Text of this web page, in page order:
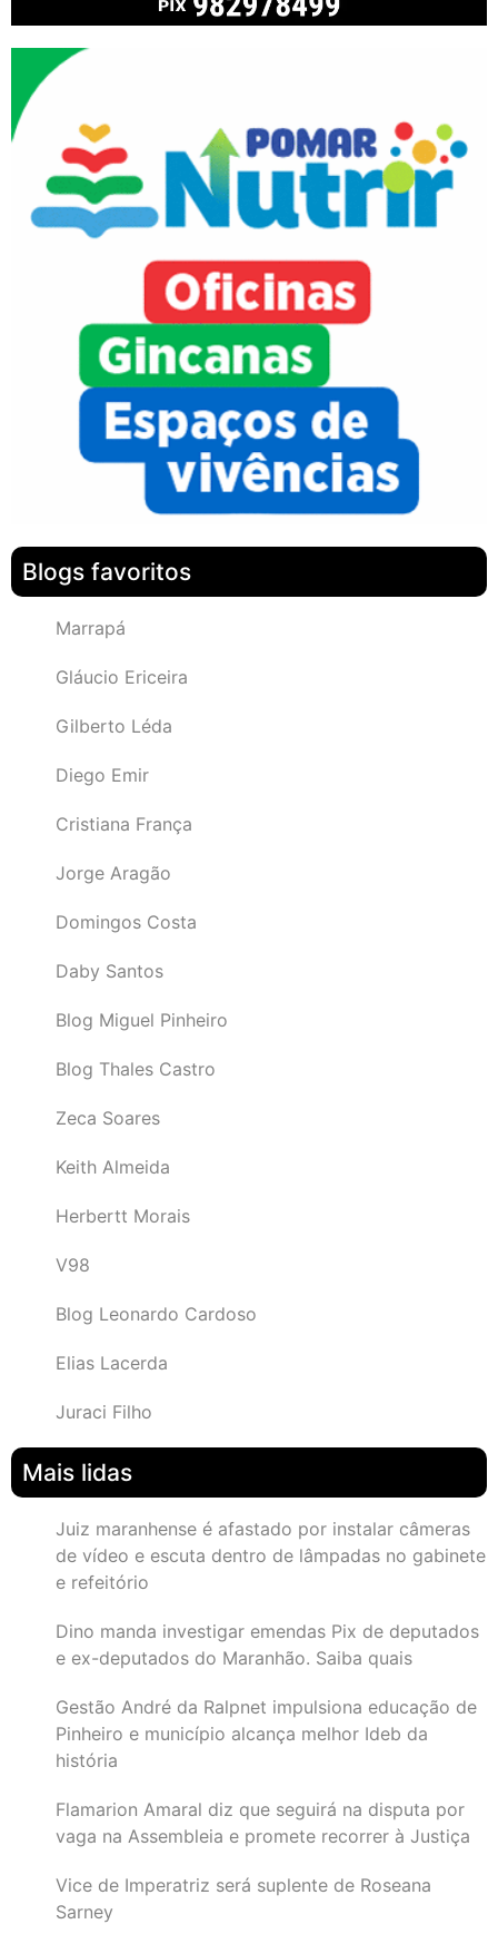
Blogs favoritos
Marrapá
Gláucio Ericeira
Gilberto Léda
Diego Emir
Cristiana França
Jorge Aragão
Domingos Costa
Daby Santos
Blog Miguel Pinheiro
Blog Thales Castro
Zeca Soares
Keith Almeida
Herbertt Morais
V98
Blog Leonardo Cardoso
Elias Lacerda
Juraci Filho
Mais lidas
Juiz maranhense é afastado por instalar câmeras
de vídeo e escuta dentro de lâmpadas no gabinete
e refeitório
Dino manda investigar emendas Pix de deputados
e ex-deputados do Maranhão. Saiba quais
Gestão André da Ralpnet impulsiona educação de
Pinheiro e município alcança melhor Ideb da
história
Flamarion Amaral diz que seguirá na disputa por
vaga na Assembleia e promete recorrer à Justiça
Vice de Imperatriz será suplente de Roseana
Sarney